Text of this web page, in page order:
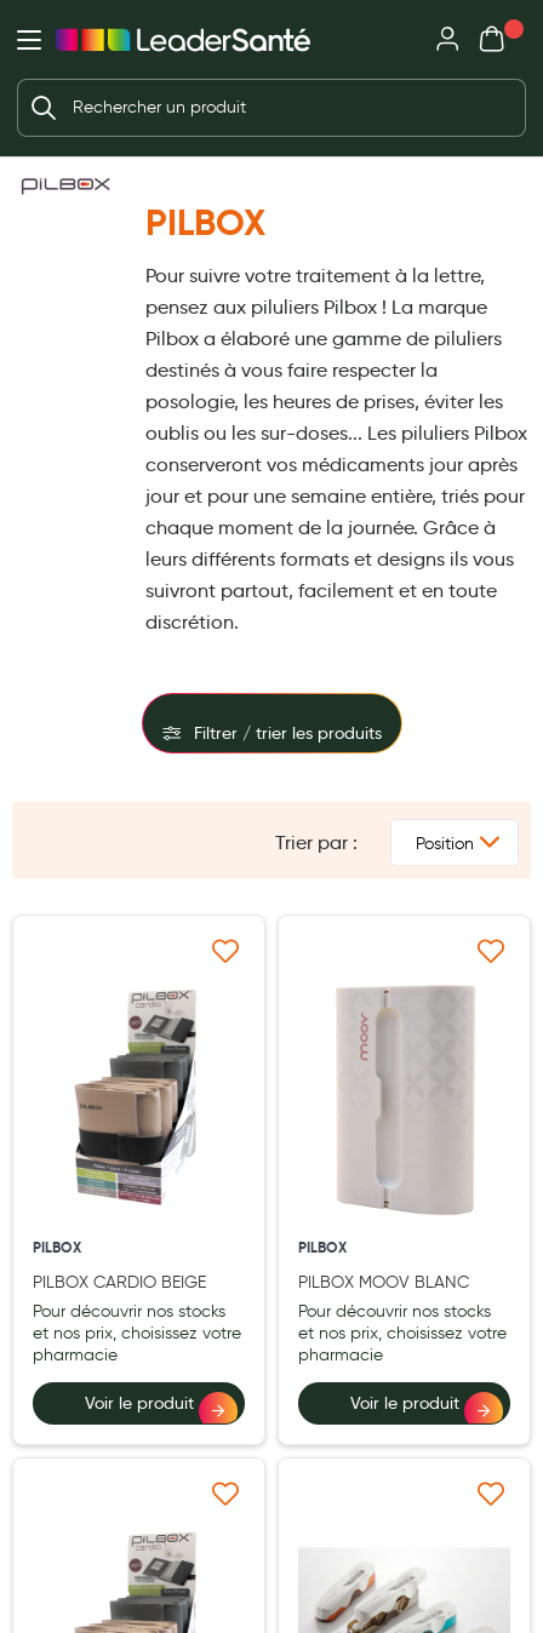
Ma Pharmacie LeaderSanté
Ouvrir l'application
Ouvrir
Créer un compte
Mon
Votre panier est vide
Beauté et soin
Visage
Soins mains et ongles
Dentifrices et bains de bouche
Brosses à dents et accessoires dentaires
Préservatifs - Gels lubrifiants
Accessoires, coutellerie, brosserie
Laits infantiles
Biberons et tétines
Toilette du bébé
Accessoires bébé
Alimentation
Soins enfant
Soins maman
Tisanes allaitement et compléments alimentaires
Gammes spécifiques tisanes allaitement et compléments
PILBOX
Pour suivre votre traitement à la lettre,
pensez aux piluliers Pilbox ! La marque
Pilbox a élaboré une gamme de piluliers
destinés à vous faire respecter la
posologie, les heures de prises, éviter les
oublis ou les sur-doses... Les piluliers Pilbox
conserveront vos médicaments jour après
jour et pour une semaine entière, triés pour
chaque moment de la journée. Grâce à
leurs différents formats et designs ils vous
suivront partout, facilement et en toute
discrétion.
Trier par :
PILBOX
PILBOX CARDIO BEIGE
Pour découvrir nos stocks
et nos prix, choisissez votre
pharmacie
Voir le produit
Ajouter à ma liste d’envie
PILBOX
PILBOX MOOV BLANC
Pour découvrir nos stocks
et nos prix, choisissez votre
pharmacie
Voir le produit
Ajouter à ma liste
Ajouter à ma liste d’envie Ajouter à ma liste
Filtrer / trier les produits